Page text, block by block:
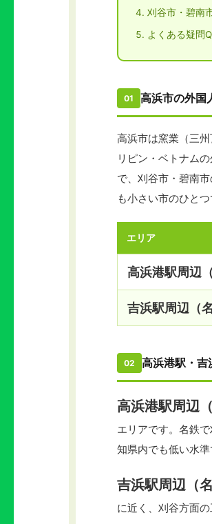
刈谷市・碧南
よくある疑問
01 高浜市の外国
高浜市は窯業（三
リピン・ベトナム
で、刈谷市・碧南
も小さい市のひと
エリア
高浜港駅周辺
吉浜駅周辺（
02 高浜港駅・吉
高浜港駅周辺
エリアです。名鉄
知県内でも低い水準
吉浜駅周辺（
に近く、刈谷方面